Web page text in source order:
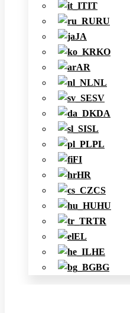
IT
RU
JA
KO
AR
NL
SV
DA
SL
PL
FI
HR
CS
HU
TR
EL
HE
BG